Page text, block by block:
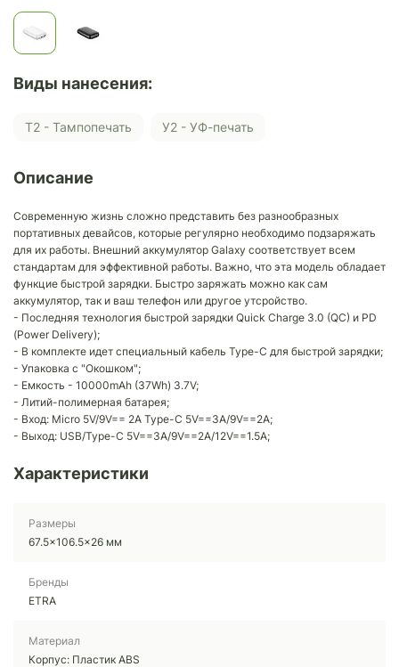
Виды нанесения:
Т2 - Тампопечать У2 - УФ-печать
Описание
Современную жизнь сложно представить без разнообразных
портативных девайсов, которые регулярно необходимо подзаряжать
для их работы. Внешний аккумулятор Galaxy соответствует всем
стандартам для эффективной работы. Важно, что эта модель обладает
функцие быстрой зарядки. Быстро заряжать можно как сам
аккумулятор, так и ваш телефон или другое утсройство.
- Последняя технология быстрой зарядки Quick Charge 3.0 (QC) и PD
(Power Delivery);
- В комплекте идет специальный кабель Type-C для быстрой зарядки;
- Упаковка с "Окошком";
- Емкость - 10000mAh (37Wh) 3.7V;
- Литий-полимерная батарея;
- Вход: Micro 5V/9V== 2A Type-C 5V==3A/9V==2A;
- Выход: USB/Type-C 5V==3A/9V==2A/12V==1.5A;
Характеристики
Размеры
67.5x106.5x26 мм
Бренды
ETRA
Материал
Корпус: Пластик ABS